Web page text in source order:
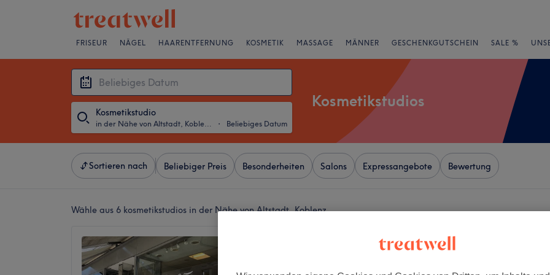
FRISEUR NÄGEL HAARENTFERNUNG KOSMETIK MASSAGE MÄNNER GESCHENKGUTSCHEIN SALE %
Kosmetikstudio
in der Nähe von Altstadt, Koblenz ・ Beliebiges Datum
Kosmetikstudios
Sortieren nach Beliebiger Preis Besonderheiten Salons Expressangebote Bewertung
Wähle aus 6 kosmetikstudios in der Nähe von Altstadt, Koblenz
+